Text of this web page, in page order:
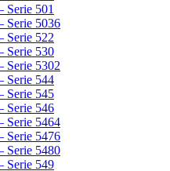
Serie 501
Serie 5036
Serie 522
Serie 530
Serie 5302
Serie 544
Serie 545
Serie 546
Serie 5464
Serie 5476
Serie 5480
Serie 549